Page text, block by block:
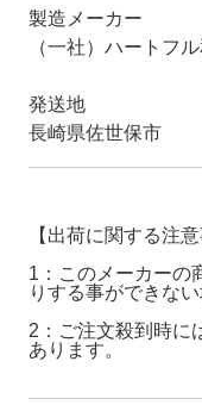
製造メーカー
（一社）ハートフ
発送地
長崎県佐世保市
【出荷に関する注意
1：このメーカーの
りする事ができな
2：ご注文殺到時に
あります。